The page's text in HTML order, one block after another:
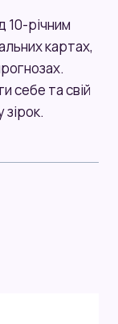
10-річним
картах,
себе та свій